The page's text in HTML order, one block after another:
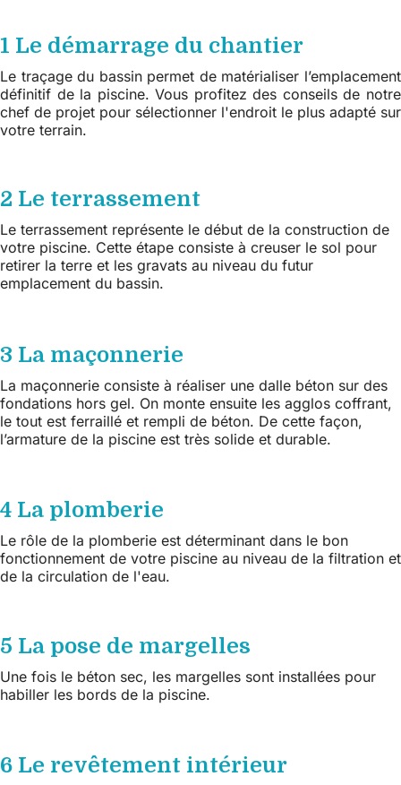
1 Le démarrage du chantier
Le traçage du bassin permet de matérialiser l’emplacement
définitif de la piscine. Vous profitez des conseils de notre
chef de projet pour sélectionner l'endroit le plus adapté sur
votre terrain.
2 Le terrassement
Le terrassement représente le début de la construction de
votre piscine. Cette étape consiste à creuser le sol pour
retirer la terre et les gravats au niveau du futur
emplacement du bassin.
3 La maçonnerie
La maçonnerie consiste à réaliser une dalle béton sur des
fondations hors gel. On monte ensuite les agglos coffrant,
le tout est ferraillé et rempli de béton. De cette façon,
l’armature de la piscine est très solide et durable.
4 La plomberie
Le rôle de la plomberie est déterminant dans le bon
fonctionnement de votre piscine au niveau de la filtration et
de la circulation de l'eau.
5 La pose de margelles
Une fois le béton sec, les margelles sont installées pour
habiller les bords de la piscine.
6 Le revêtement intérieur